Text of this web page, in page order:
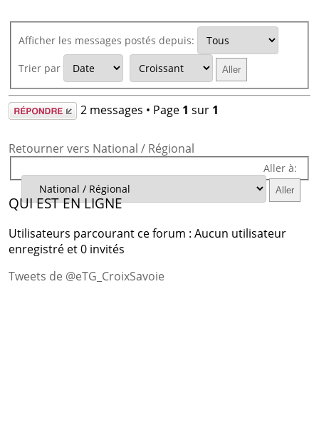
Afficher les messages postés depuis:
Trier par
Répondre 2 messages • Page 1 sur 1
Retourner vers National / Régional
Aller à:
QUI EST EN LIGNE
Utilisateurs parcourant ce forum : Aucun utilisateur
enregistré et 0 invités
Tweets de @eTG_CroixSavoie